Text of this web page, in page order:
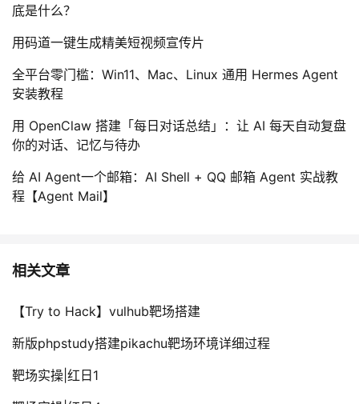
底是什么？
用码道一键生成精美短视频宣传片
全平台零门槛：Win11、Mac、Linux 通用 Hermes Agent
安装教程
用 OpenClaw 搭建「每日对话总结」：让 AI 每天自动复盘
你的对话、记忆与待办
给 AI Agent一个邮箱：AI Shell + QQ 邮箱 Agent 实战教
程【Agent Mail】
相关文章
【Try to Hack】vulhub靶场搭建
新版phpstudy搭建pikachu靶场环境详细过程
靶场实操|红日1